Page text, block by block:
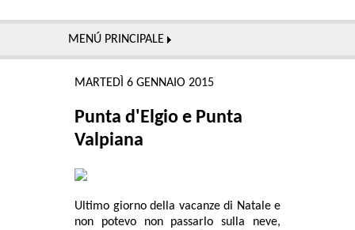
MENÚ PRINCIPALE
MARTEDÌ 6 GENNAIO 2015
Punta d'Elgio e Punta
Valpiana
Ultimo giorno della vacanze di Natale e
non potevo non passarlo sulla neve,